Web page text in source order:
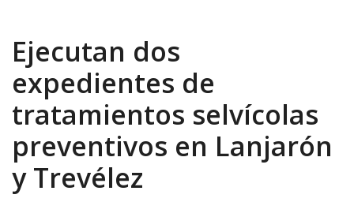
Ejecutan dos
expedientes de
tratamientos selvícolas
preventivos en Lanjarón
y Trevélez